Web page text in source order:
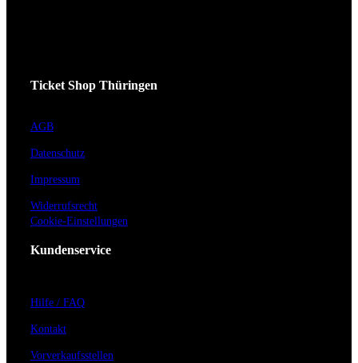
Ticket Shop Thüringen
AGB
Datenschutz
Impressum
Widerrufsrecht
Cookie-Einstellungen
Kundenservice
Hilfe / FAQ
Kontakt
Vorverkaufsstellen